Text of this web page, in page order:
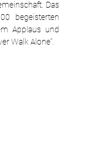
Das
begeisterten
Applaus und
Walk Alone“.